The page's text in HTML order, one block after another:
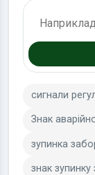
сигнали
Знак
зупинка
знак